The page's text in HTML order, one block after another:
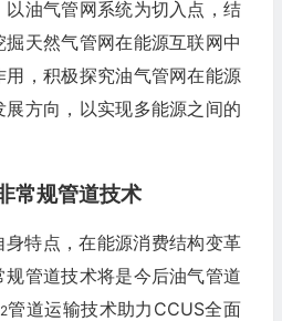
油气管网系统为切入点，结
天然气管网在能源互联网中
用，积极探究油气管网在能源
方向，以实现多能源之间的
常规管道技术
身特点，在能源消费结构变革
管道技术将是今后油气管道
2管道运输技术助力CCUS全面